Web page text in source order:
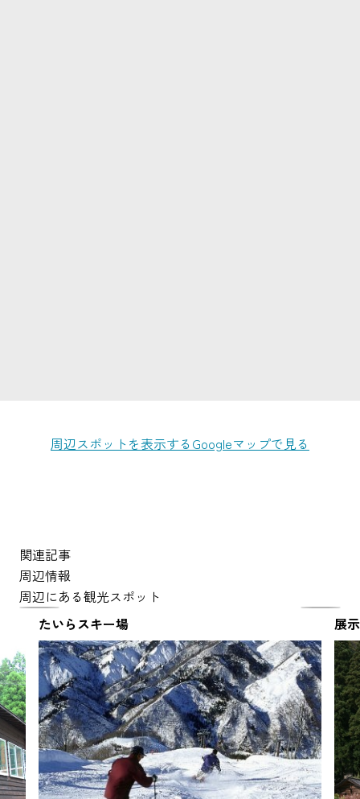
周辺スポットを表示するGoogleマップで見る
関連記事
周辺情報
周辺にある観光スポット
たいらスキー場
展